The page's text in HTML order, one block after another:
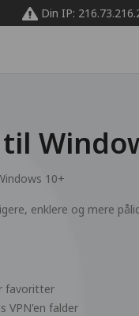
Din IP:
10+
enklere og mere
favoritter
VPN'en falder